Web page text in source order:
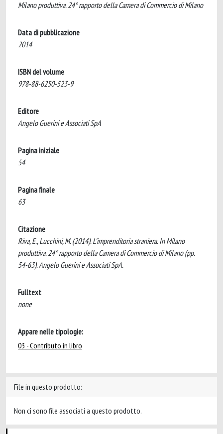
Milano produttiva. 24° rapporto della Camera di Commercio di Milano
Data di pubblicazione
2014
ISBN del volume
978-88-6250-523-9
Editore
Angelo Guerini e Associati SpA
Pagina iniziale
54
Pagina finale
63
Citazione
Riva, E., Lucchini, M. (2014). L'imprenditoria straniera. In Milano
produttiva. 24° rapporto della Camera di Commercio di Milano (pp.
54-63). Angelo Guerini e Associati SpA.
Fulltext
none
Appare nelle tipologie:
03 - Contributo in libro
File in questo prodotto:
Non ci sono file associati a questo prodotto.